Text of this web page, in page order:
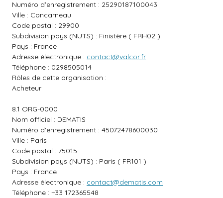
Numéro d'enregistrement : 25290187100043
Ville : Concarneau
Code postal : 29900
Subdivision pays (NUTS) : Finistère ( FRH02 )
Pays : France
Adresse électronique : contact@valcor.fr
Téléphone : 0298505014
Rôles de cette organisation :
Acheteur
8.1 ORG-0000
Nom officiel : DEMATIS
Numéro d'enregistrement : 45072478600030
Ville : Paris
Code postal : 75015
Subdivision pays (NUTS) : Paris ( FR101 )
Pays : France
Adresse électronique : contact@dematis.com
Téléphone : +33 172365548